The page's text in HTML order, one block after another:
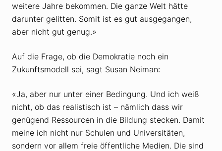
weitere Jahre bekommen. Die ganze Welt hätte
darunter gelitten. Somit ist es gut ausgegangen,
aber nicht gut genug.»
Auf die Frage, ob die Demokratie noch ein
Zukunftsmodell sei, sagt Susan Neiman:
«Ja, aber nur unter einer Bedingung. Und ich weiß
nicht, ob das realistisch ist – nämlich dass wir
genügend Ressourcen in die Bildung stecken. Damit
meine ich nicht nur Schulen und Universitäten,
sondern vor allem freie öffentliche Medien. Die sind